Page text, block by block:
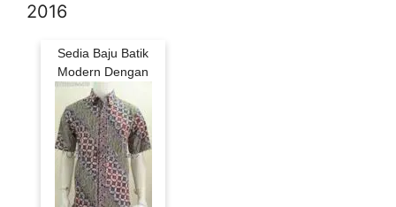
2016
Sedia Baju Batik
Modern Dengan